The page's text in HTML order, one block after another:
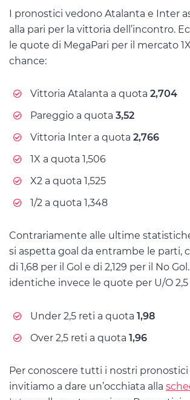
I pronostici vedono Atalanta e Inter
alla pari per la vittoria dell’incontro.
le quote di MegaPari per il mercato
chance:
Vittoria Atalanta a quota 2,704
Pareggio a quota 3,52
Vittoria Inter a quota 2,766
1X a quota 1,506
X2 a quota 1,525
1/2 a quota 1,348
Contrariamente alle ultime
si aspetta goal da entrambe le parti,
di 1,68 per il Gol e di 2,129 per il No
identiche invece le quote per U/O 2,5
Under 2,5 reti a quota 1,98
Over 2,5 reti a quota 1,96
Per conoscere tutti i nostri pronostici
invitiamo a dare un’occhiata alla